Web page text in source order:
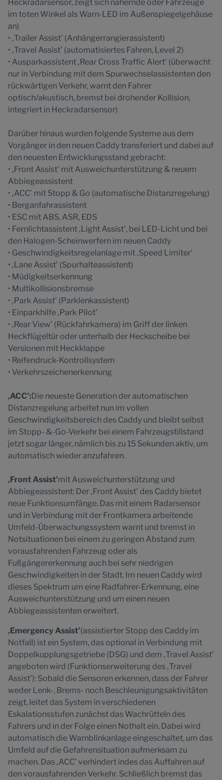
Heckradarsensor, zeigt sich nähernde oder Fahrzeuge
im toten Winkel als Warn-LED im Außenspiegelgehäuse
an)
• ‚Trailer Assist’ (Anhängerrangierassistent)
• ‚Travel Assist’ (automatisiertes Fahren, Level 2)
• Ausparkassistent ‚Rear Cross Traffic Alert’ (überwacht
nur in Verbindung mit dem Spurwechselassistenten den
rückwärtigen Verkehr, warnt den Fahrer
optisch/akustisch, bremst bei drohender Kollision,
integriert in Heckradarsensor)
Darüber hinaus wurden folgende Systeme aus dem
Vorgänger in den neuen Caddy transferiert und dabei auf
den neuesten Entwicklungsstand gebracht:
• ‚Front Assist’ mit Ausweichunterstützung & neuem
Abbiegeassistent
• ‚ACC’ mit Stopp & Go (automatische Distanzregelung)
• Berganfahrassistent
• ESC mit ABS, ASR, EDS
• Fernlichtassistent ‚Light Assist’, bei LED-Licht und bei
den Halogen-Scheinwerfern im neuen Caddy
• Geschwindigkeitsregelanlage mit ‚Speed Limiter‘
• ‚Lane Assist’ (Spurhalteassistent)
• Müdigkeitserkennung
• Multikollisionsbremse
• ‚Park Assist’ (Parklenkassistent)
• Einparkhilfe ‚Park Pilot’
• ‚Rear View’ (Rückfahrkamera) im Griff der linken
Heckflügeltür oder unterhalb der Heckscheibe bei
Versionen mit Heckklappe
• Reifendruck-Kontrollsystem
• Verkehrszeichenerkennung
‚ACC’:Die neueste Generation der automatischen
Distanzregelung arbeitet nun im vollen
Geschwindigkeitsbereich des Caddy und bleibt selbst
im Stopp- &-Go-Verkehr bei einem Fahrzeugstillstand
jetzt sogar länger, nämlich bis zu 15 Sekunden aktiv, um
automatisch wieder anzufahren.
‚Front Assist’mit Ausweichunterstützung und
Abbiegeassistent: Der ‚Front Assist’ des Caddy bietet
neue Funktionsumfänge. Das mit einem Radarsensor
und in Verbindung mit der Frontkamera arbeitende
Umfeld-Überwachungssystem warnt und bremst in
Notsituationen bei einem zu geringen Abstand zum
vorausfahrenden Fahrzeug oder als
Fußgängererkennung auch bei sehr niedrigen
Geschwindigkeiten in der Stadt. Im neuen Caddy wird
dieses Spektrum um eine Radfahrer-Erkennung, eine
Ausweichunterstützung und um einen neuen
Abbiegeassistenten erweitert.
‚Emergency Assist’(assistierter Stopp des Caddy im
Notfall) ist ein System, das optional in Verbindung mit
Doppelkupplungsgetriebe (DSG) und dem ‚Travel Assist’
angeboten wird (Funktionserweiterung des ‚Travel
Assist’): Sobald die Sensoren erkennen, dass der Fahrer
weder Lenk-, Brems- noch Beschleunigungsaktivitäten
zeigt, leitet das System in verschiedenen
Eskalationsstufen zunächst das Wachrütteln des
Fahrers und in der Folge einen Nothalt ein. Dabei wird
automatisch die Warnblinkanlage eingeschaltet, um das
Umfeld auf die Gefahrensituation aufmerksam zu
machen. Das ‚ACC’ verhindert indes das Auffahren auf
den vorausfahrenden Verkehr. Schließlich bremst das